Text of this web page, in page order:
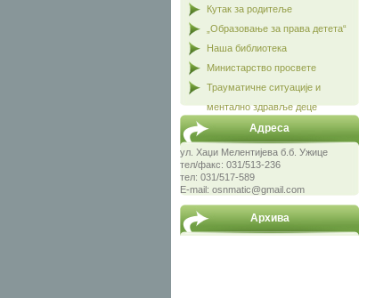
Кутак за родитеље
„Образовање за права детета“
Наша библиотека
Министарство просвете
Трауматичне ситуације и
ментално здравље деце
Адреса
ул. Хаџи Мелентијева б.б. Ужице
тел/факс: 031/513-236
тел: 031/517-589
E-mail: osnmatic@gmail.com
Архива